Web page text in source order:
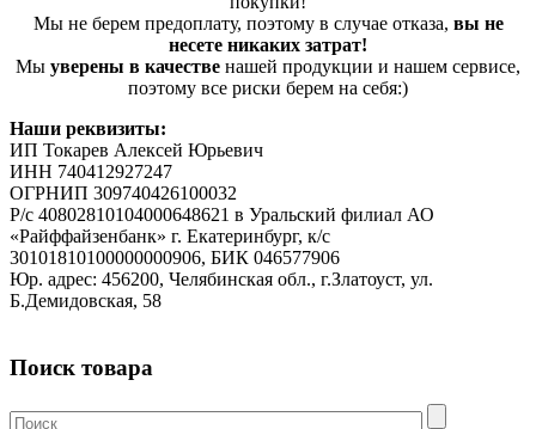
Мы не берем предоплату, поэтому в случае отказа, вы не
несете никаких затрат!
Мы уверены в качестве нашей продукции и нашем сервисе,
поэтому все риски берем на себя:)
Наши реквизиты:
ИП Токарев Алексей Юрьевич
ИНН 740412927247
ОГРНИП 309740426100032
Р/с 40802810104000648621 в Уральский филиал АО
«Райффайзенбанк» г. Екатеринбург, к/с
30101810100000000906, БИК 046577906
Юр. адрес: 456200, Челябинская обл., г.Златоуст, ул.
Б.Демидовская, 58
Поиск товара